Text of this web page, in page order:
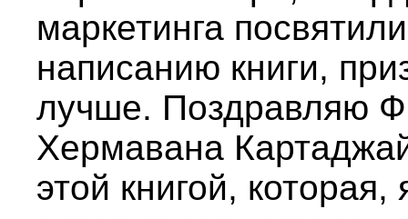
маркетинга
написанию книги,
лучше. Поздравляю
Хермавана
этой книгой,